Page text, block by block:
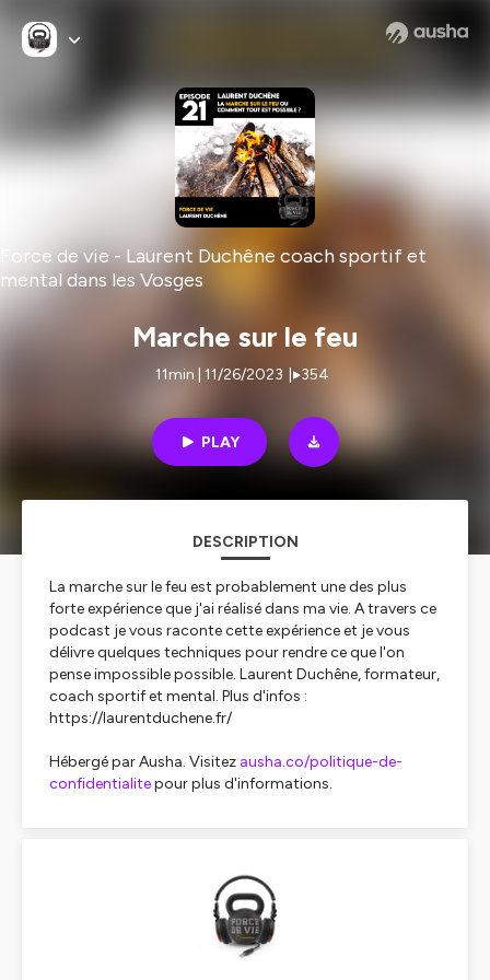
Force de vie - Laurent Duchêne coach sportif et
mental dans les Vosges
Marche sur le feu
11min | 11/26/2023 354
PLAY
DESCRIPTION
La marche sur le feu est probablement une des plus
forte expérience que j'ai réalisé dans ma vie. A travers ce
podcast je vous raconte cette expérience et je vous
délivre quelques techniques pour rendre ce que l'on
pense impossible possible. Laurent Duchêne, formateur,
coach sportif et mental. Plus d'infos :
https://laurentduchene.fr/
Hébergé par Ausha. Visitez ausha.co/politique-de-
confidentialitepour plus d'informations.